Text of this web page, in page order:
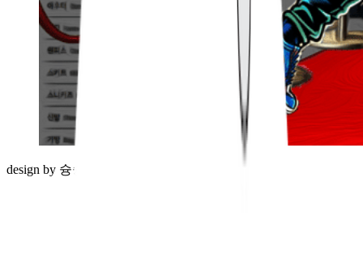
design by 슝슝